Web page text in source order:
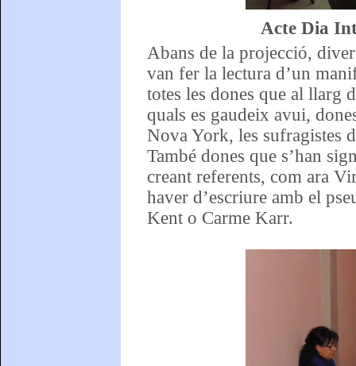
Acte Dia
Abans de la projecció,
van fer la lectura d’un
totes les dones que al llarg
quals es gaudeix avui,
Nova York, les sufragistes
També dones que s’han
creant referents, com ara
haver d’escriure amb el
Kent o Carme Karr.